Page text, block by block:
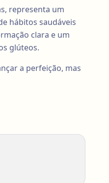
representa um
hábitos saudáveis
clara e um
glúteos.
a perfeição, mas